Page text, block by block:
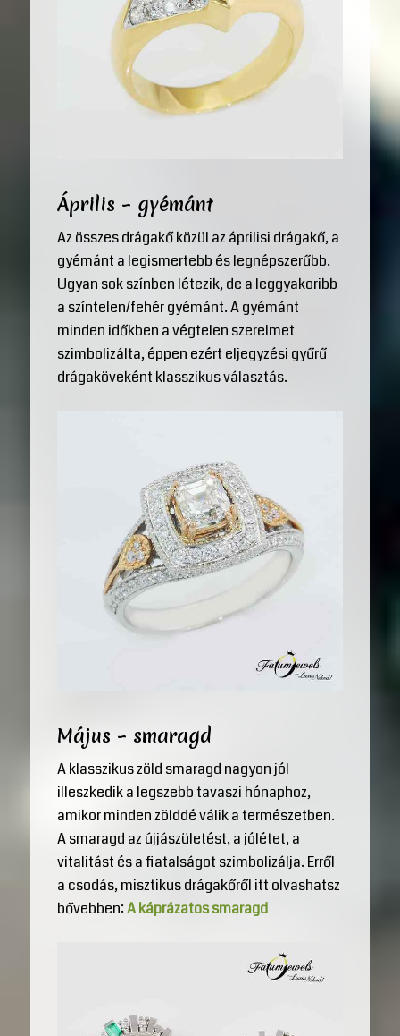
Április – gyémánt
Az összes drágakő közül az áprilisi drágakő, a
gyémánt a legismertebb és legnépszerűbb.
Ugyan sok színben létezik, de a leggyakoribb
a színtelen/fehér gyémánt. A gyémánt
minden időkben a végtelen szerelmet
szimbolizálta, éppen ezért eljegyzési gyűrű
drágaköveként klasszikus választás.
Május – smaragd
A klasszikus zöld smaragd nagyon jól
illeszkedik a legszebb tavaszi hónaphoz,
amikor minden zölddé válik a természetben.
A smaragd az újjászületést, a jólétet, a
vitalitást és a fiatalságot szimbolizálja. Erről
a csodás, misztikus drágakőről itt olvashatsz
bővebben:A káprázatos smaragd